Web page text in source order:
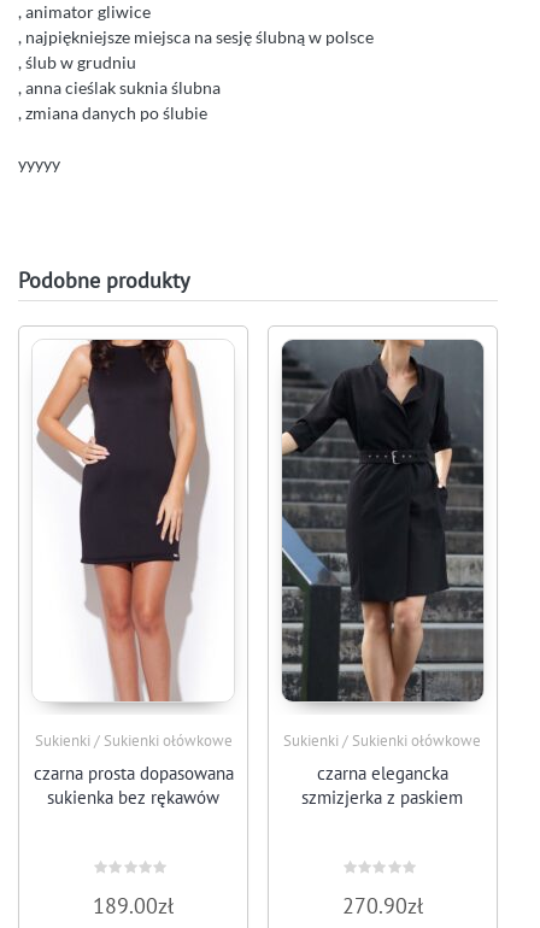
, animator gliwice
, najpiękniejsze miejsca na sesję ślubną w polsce
, ślub w grudniu
, anna cieślak suknia ślubna
, zmiana danych po ślubie
yyyyy
Podobne produkty
Sukienki / Sukienki ołówkowe
czarna prosta dopasowana
sukienka bez rękawów
0
na
189.00zł
Sukienki / Sukienki ołówkowe
czarna elegancka
szmizjerka z paskiem
0
na
270.90zł